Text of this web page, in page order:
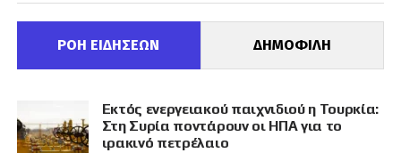
ΡΟΗ ΕΙΔΗΣΕΩΝ ΔΗΜΟΦΙΛΗ
Εκτός ενεργειακού παιχνιδιού η Τουρκία:
Στη Συρία ποντάρουν οι ΗΠΑ για το
ιρακινό πετρέλαιο